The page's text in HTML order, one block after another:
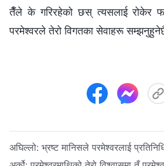
तैँले के गरिरहेको छस् त्यसलाई रोकेर
परमेश्‍वरले तेरो विगतका सेवाहरू
अघिल्लो: भ्रष्ट मानिसले परमेश्‍वरलाई